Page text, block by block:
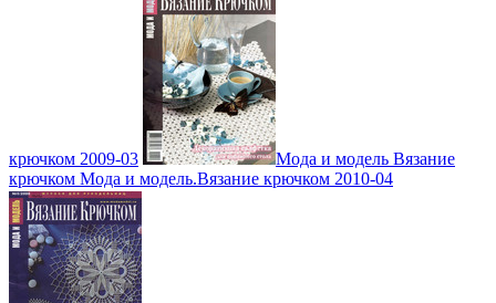
крючком 2009-03
Мода и модель Вязание
крючком Мода и модель.Вязание крючком 2010-04